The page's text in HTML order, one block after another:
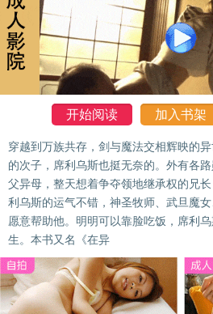
开始阅读 加入书架
穿越到万族共存，剑与魔法交相辉映的
的次子，席利乌斯也挺无奈的。外有各
父异母，整天想着争夺领地继承权的兄
利乌斯的运气不错，神圣牧师、武旦魔
愿意帮助他。明明可以靠脸吃饭，席利
生。本书又名《在异